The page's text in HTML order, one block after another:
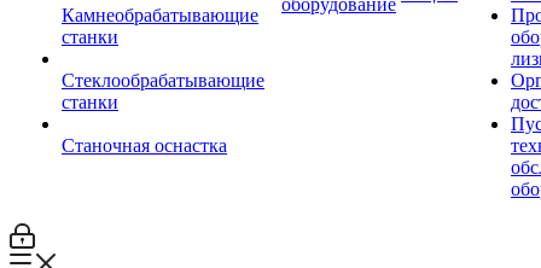
Камнеобрабатывающие
станки
Стеклообрабатывающие
станки
Станочная оснастка
оборудование